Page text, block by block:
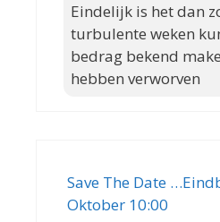
Eindelijk is het dan
turbulente weken
bedrag bekend
hebben verworven
Save The Date
Oktober 10:00